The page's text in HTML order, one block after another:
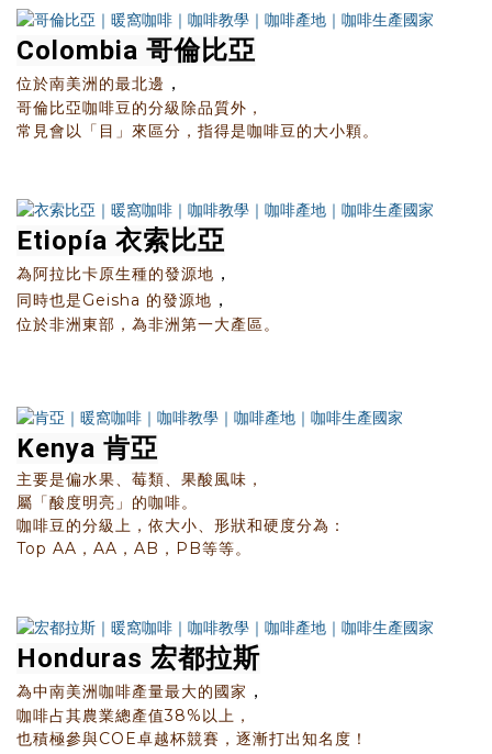
Colombia 哥倫比亞
位於南美洲的最北邊 ，
哥倫比亞咖啡豆的分級除品質外，
常見會以「目」來區分，指得是咖啡豆的大小顆。
Etiopía 衣索比亞
為阿拉比卡原生種的發源地 ，
同時也是Geisha 的發源地 ，
位於非洲東部，為非洲第一大產區。
Kenya 肯亞
主要是偏水果、莓類、果酸風味，
屬「酸度明亮」的咖啡。
咖啡豆的分級上，依大小、形狀和硬度分為：
Top AA，AA，AB，PB等等。
Honduras 宏都拉斯
為中南美洲咖啡產量最大的國家 ，
咖啡占其農業總產值38%以上，
也積極參與COE卓越杯競賽，逐漸打出知名度！